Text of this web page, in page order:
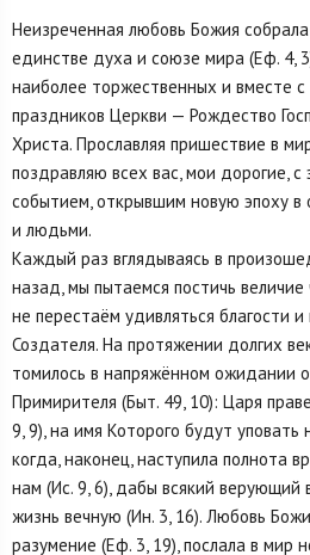
Неизреченная любовь Божия
единстве духа и союзе мира (Еф. 4,
наиболее торжественных и вместе
праздников Церкви — Рождество
Христа. Прославляя пришествие в
поздравляю всех вас, мои дорогие,
событием, открывшим новую эпоху
и людьми.
Каждый раз вглядываясь в
назад, мы пытаемся постичь
не перестаём удивляться благости
Создателя. На протяжении долгих
томилось в напряжённом ожидании
Примирителя (Быт. 49, 10): Царя
9, 9), на имя Которого будут уповать
когда, наконец, наступила полнота
нам (Ис. 9, 6), дабы всякий верующий
жизнь вечную (Ин. 3, 16). Любовь
разумение (Еф. 3, 19), послала в мир